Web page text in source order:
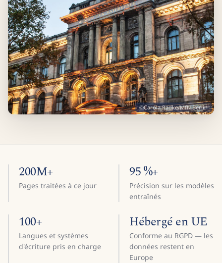
©Carola Radke/MfN Berlin
200M+
Pages traitées à ce jour
95 %+
Précision sur les modèles
entraînés
100+
Langues et systèmes
d'écriture pris en charge
Hébergé en UE
Conforme au RGPD — les
données restent en
Europe